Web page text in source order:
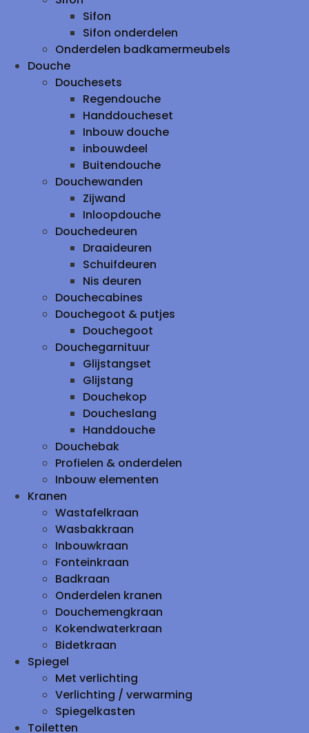
Sifon
Sifon onderdelen
Onderdelen badkamermeubels
Douche
Douchesets
Regendouche
Handdoucheset
Inbouw douche
inbouwdeel
Buitendouche
Douchewanden
Zijwand
Inloopdouche
Douchedeuren
Draaideuren
Schuifdeuren
Nis deuren
Douchecabines
Douchegoot & putjes
Douchegoot
Douchegarnituur
Glijstangset
Glijstang
Douchekop
Doucheslang
Handdouche
Douchebak
Profielen & onderdelen
Inbouw elementen
Kranen
Wastafelkraan
Wasbakkraan
Inbouwkraan
Fonteinkraan
Badkraan
Onderdelen kranen
Douchemengkraan
Kokendwaterkraan
Bidetkraan
Spiegel
Met verlichting
Verlichting / verwarming
Spiegelkasten
Toiletten